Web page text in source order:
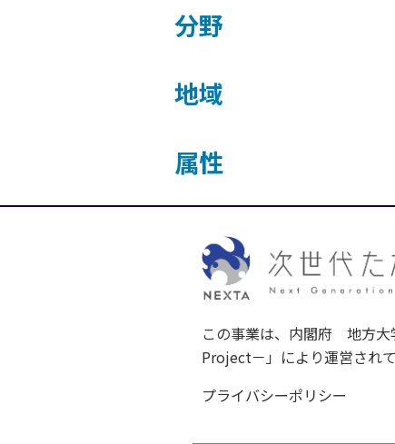
分野
地域
属性
この事業は、内閣府 地方大
Project－」により運営されて
プライバシーポリシー